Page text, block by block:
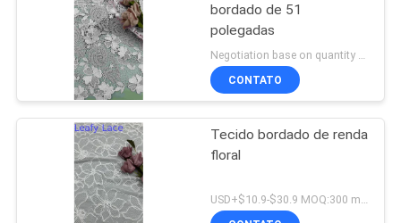
bordado de 51
polegadas
CONTATO
Tecido bordado de renda
floral
USD+$10.9-$30.9 MOQ:300 metros.